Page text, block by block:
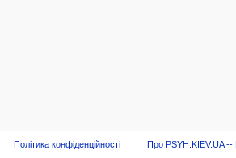
Політика конфіденційності Про PSYH.KIEV.UA --